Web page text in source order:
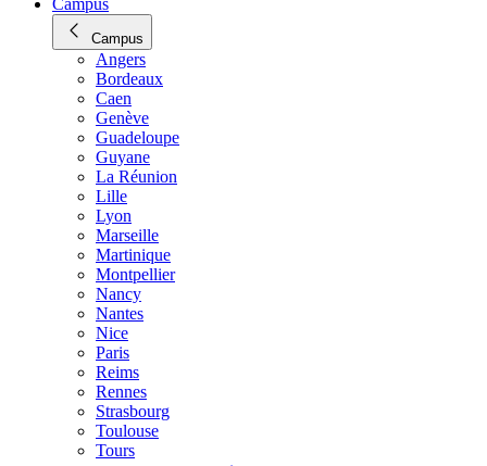
Campus
Campus
Angers
Bordeaux
Caen
Genève
Guadeloupe
Guyane
La Réunion
Lille
Lyon
Marseille
Martinique
Montpellier
Nancy
Nantes
Nice
Paris
Reims
Rennes
Strasbourg
Toulouse
Tours